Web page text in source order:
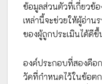
ข้อมูลส่วนตัวที่เกี่ยวข้
เหล่านี้จะช่วยให้ผู้อ่าน
ของผู้ถูกประเมินได้ดีขึ้
องค์ประกอบที่สองคือก
วัดที่กำหนดไว้ในข้อต